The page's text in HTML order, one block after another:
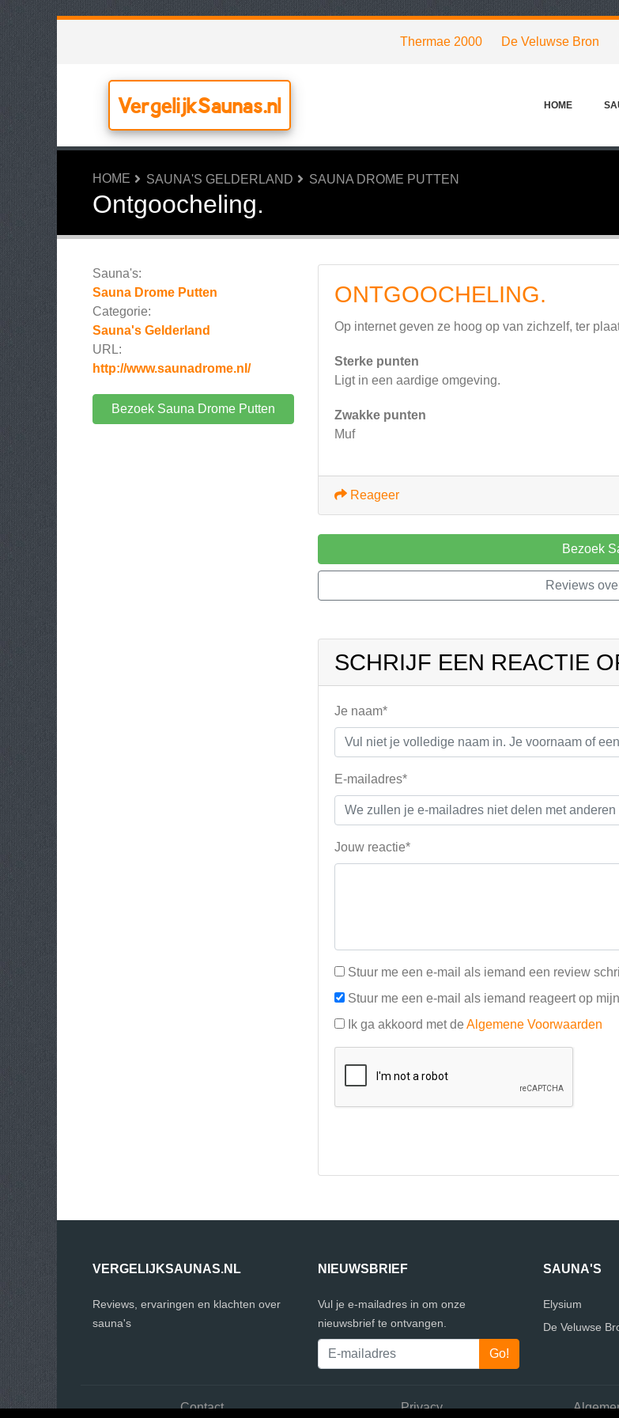
Thermae 2000 De Veluwse Bron
VergelijkSaunas.nl HOME
HOME SAUNA'S GELDERLAND SAUNA DROME PUTTEN
Ontgoocheling.
Sauna's:
Sauna Drome Putten
Categorie:
Sauna's Gelderland
URL:
http://www.saunadrome.nl/
Bezoek Sauna Drome Putten
ONTGOOCHELING.
Op internet geven ze hoog op van zichzelf, ter
Sterke punten
Ligt in een aardige omgeving.
Zwakke punten
Muf
Reageer
Bezoek
Reviews
SCHRIJF EEN REACTIE
Je naam*
E-mailadres*
Jouw reactie*
Stuur me een e-mail als iemand een review
Stuur me een e-mail als iemand reageert op
Ik ga akkoord met de Algemene Voorwaarden
VERGELIJKSAUNAS.NL
Reviews, ervaringen en klachten over
sauna's
NIEUWSBRIEF
Vul je e-mailadres in om onze
nieuwsbrief te ontvangen.
SAUNA'S
Elysium
De Veluwse
Contact Privacy